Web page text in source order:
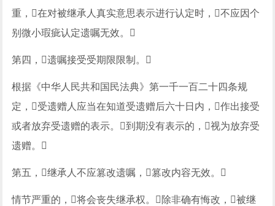
重，在对被继承人真实意思表示进行认定时，不应因个
别微小瑕疵认定遗嘱无效。
第四，遗嘱接受受期限限制。
根据《中华人民共和国民法典》第一千一百二十四条规
定，受遗赠人应当在知道受遗赠后六十日内，作出接受
或者放弃受遗赠的表示。到期没有表示的，视为放弃受
遗赠。
第五，继承人不应篡改遗嘱，篡改内容无效。
情节严重的，将会丧失继承权。除非确有悔改，被继